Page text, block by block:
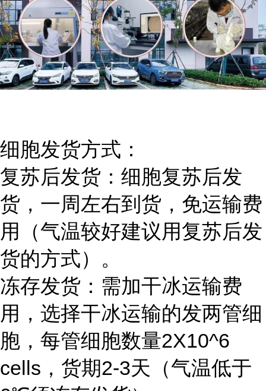
细胞发货方式：
复苏后发货：细胞复苏后发
货，一周左右到货，免运输费
用（气温较好建议用复苏后发
货的方式）。
冻存发货：需加干冰运输费
用，选择干冰运输的发两管细
胞，每管细胞数量2X10^6
cells，货期2-3天（气温低于